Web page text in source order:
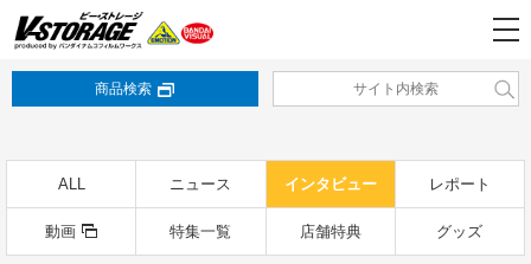
商品検索
ALL ニュース インタビュー レポート
動画 特集一覧 店舗特典 グッズ